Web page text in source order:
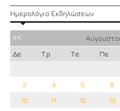
Ημερολόγιο Εκδηλώσεων
Δε
Τρ Τε Πε
3
4 5 6
10
11 12 13